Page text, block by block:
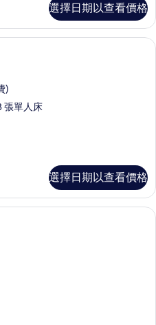
選擇日期以查看價格
舒適三人房 | 低過敏寢具、羽絨被、
)
張單人床
選擇日期以查看價格